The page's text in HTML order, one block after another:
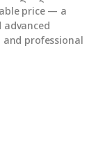
price — a
and professional